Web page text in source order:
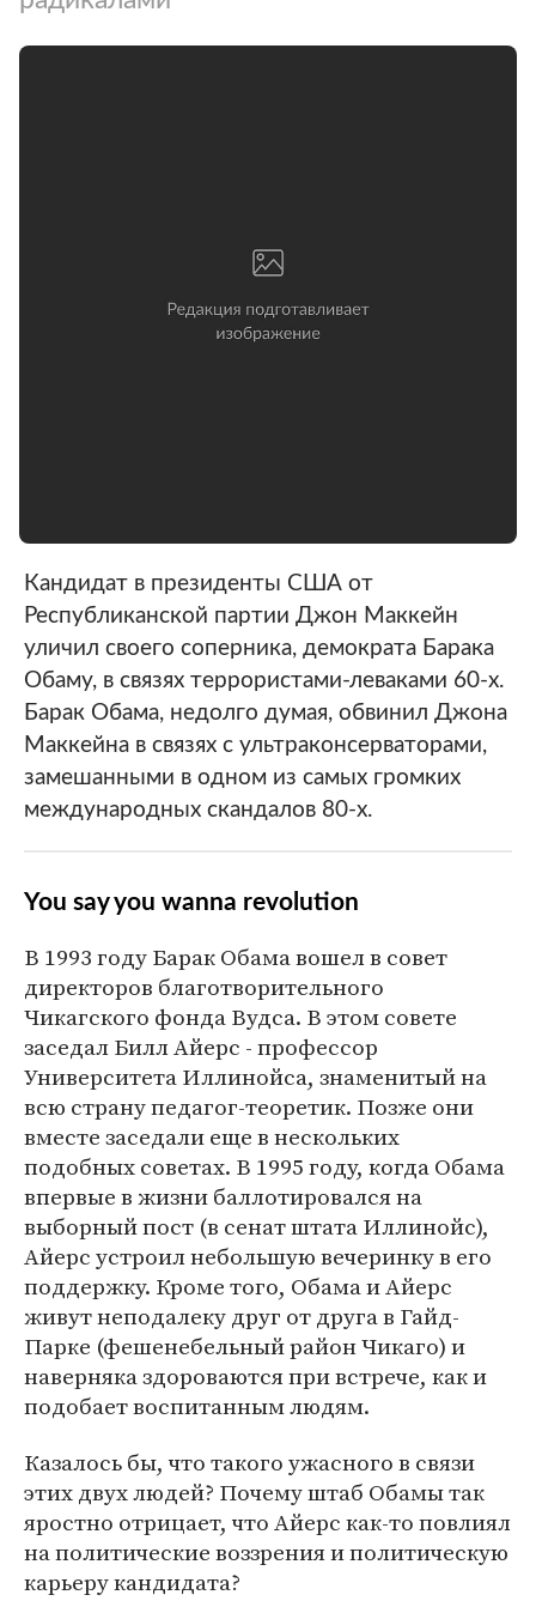
Кандидат в президенты США от
Республиканской партии Джон Маккейн
уличил своего соперника, демократа Барака
Обаму, в связях террористами-леваками 60-х.
Барак Обама, недолго думая, обвинил Джона
Маккейна в связях с ультраконсерваторами,
замешанными в одном из самых громких
международных скандалов 80-х.
You say you wanna revolution
В 1993 году Барак Обама вошел в совет
директоров благотворительного
Чикагского фонда Вудса. В этом совете
заседал Билл Айерс - профессор
Университета Иллинойса, знаменитый на
всю страну педагог-теоретик. Позже они
вместе заседали еще в нескольких
подобных советах. В 1995 году, когда Обама
впервые в жизни баллотировался на
выборный пост (в сенат штата Иллинойс),
Айерс устроил небольшую вечеринку в его
поддержку. Кроме того, Обама и Айерс
живут неподалеку друг от друга в Гайд-
Парке (фешенебельный район Чикаго) и
наверняка здороваются при встрече, как и
подобает воспитанным людям.
Казалось бы, что такого ужасного в связи
этих двух людей? Почему штаб Обамы так
яростно отрицает, что Айерс как-то повлиял
на политические воззрения и политическую
карьеру кандидата?